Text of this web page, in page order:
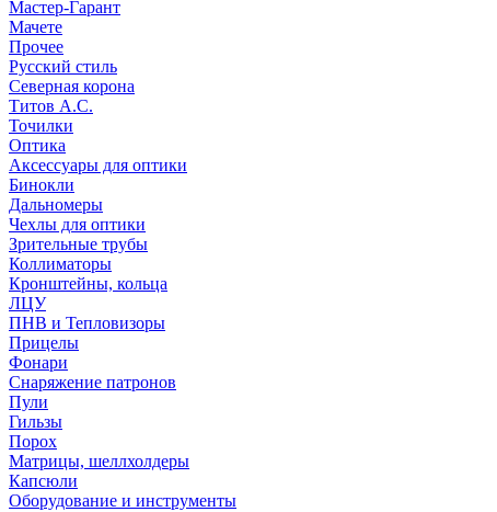
Мастер-Гарант
Мачете
Прочее
Русский стиль
Северная корона
Титов А.С.
Точилки
Оптика
Аксессуары для оптики
Бинокли
Дальномеры
Чехлы для оптики
Зрительные трубы
Коллиматоры
Кронштейны, кольца
ЛЦУ
ПНВ и Тепловизоры
Прицелы
Фонари
Снаряжение патронов
Пули
Гильзы
Порох
Матрицы, шеллхолдеры
Капсюли
Оборудование и инструменты